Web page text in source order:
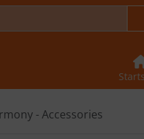
- Accessories